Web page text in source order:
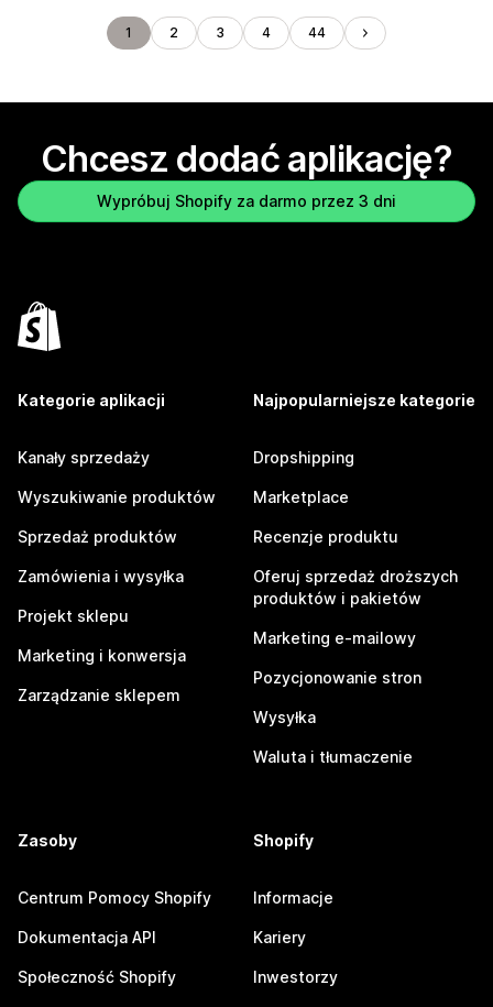
1 2 3 4 44
Chcesz dodać aplikację?
Wypróbuj Shopify za darmo przez 3 dni
Kategorie aplikacji
Kanały sprzedaży
Wyszukiwanie produktów
Sprzedaż produktów
Zamówienia i wysyłka
Projekt sklepu
Marketing i konwersja
Zarządzanie sklepem
Najpopularniejsze kategorie
Dropshipping
Marketplace
Recenzje produktu
Oferuj sprzedaż droższych
produktów i pakietów
Marketing e-mailowy
Pozycjonowanie stron
Wysyłka
Waluta i tłumaczenie
Zasoby
Centrum Pomocy Shopify
Dokumentacja API
Społeczność Shopify
Shopify
Informacje
Kariery
Inwestorzy